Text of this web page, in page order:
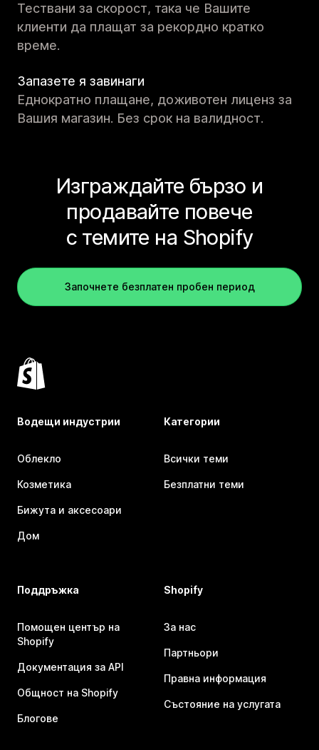
Тествани за скорост, така че Вашите
клиенти да плащат за рекордно кратко
време.
Запазете я завинаги
Еднократно плащане, доживотен лиценз за
Вашия магазин. Без срок на валидност.
Изграждайте бързо и
продавайте повече
с темите на Shopify
Започнете безплатен пробен период
Водещи индустрии
Облекло
Козметика
Бижута и аксесоари
Дом
Категории
Всички теми
Безплатни теми
Поддръжка
Помощен център на
Shopify
Документация за API
Общност на Shopify
Блогове
Shopify
За нас
Партньори
Правна информация
Състояние на услугата